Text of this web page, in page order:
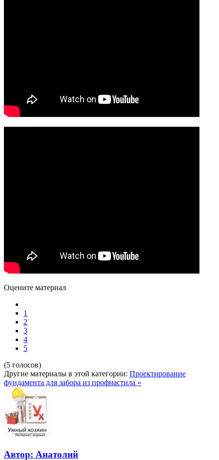
Оцените материал
1
2
3
4
5
(5 голосов)
Другие материалы в этой категории: Проектирование
фундамента для забора из профнастила »
Автор: Анатолий